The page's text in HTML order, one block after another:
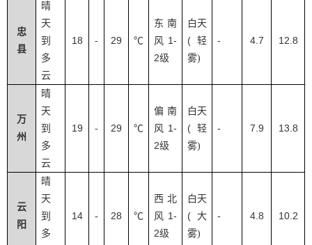
忠
县
晴
天
到
多
云
18 - 29 ℃
东南
风 1-
2级
白天
( 轻
雾)
- 4.7 12.8
万
州
晴
天
到
多
云
19 - 29 ℃
偏南
风 1-
2级
白天
( 轻
雾)
- 7.9 13.8
云
阳
晴
天
到
多
14 - 28 ℃
西北
风 1-
2级
白天
( 大
雾)
- 4.8 10.2